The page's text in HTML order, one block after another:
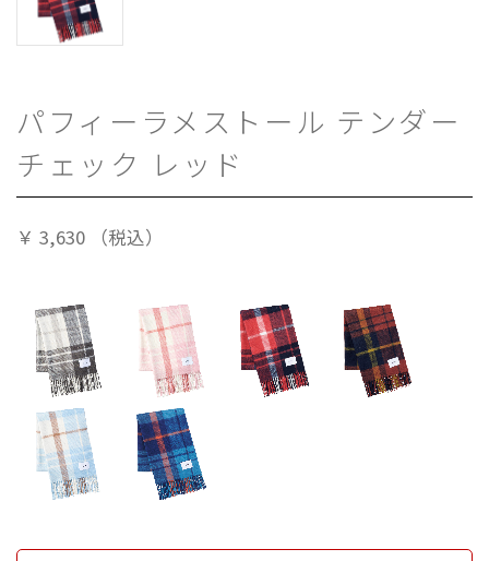
パフィーラメストール テンダー
チェック レッド
￥ 3,630 （税込）